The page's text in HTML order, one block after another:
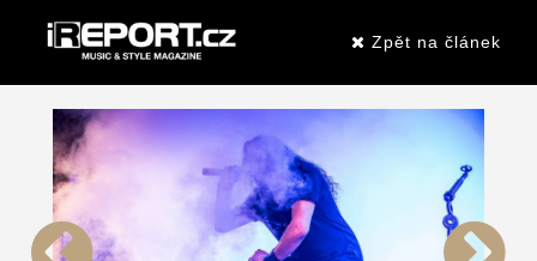
Zpět na článek